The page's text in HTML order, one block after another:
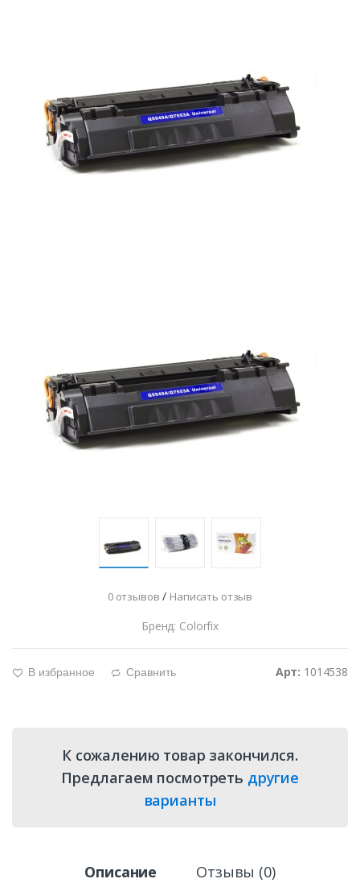
0 отзывов / Написать отзыв
Бренд: Colorfix
Арт: 1014538
g В избранное d Сравнить
К сожалению товар закончился.
Предлагаем посмотреть другие
варианты
Описание Отзывы (0)